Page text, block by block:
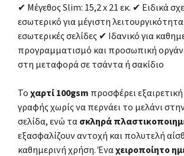
✔ Μέγεθος Slim: 15,2 x 21 εκ. ✔ Ειδικά
εσωτερικό για μέγιστη
εσωτερικές σελίδες ✔ Ιδανικό για
προγραμματισμό και προσωπική
στη μεταφορά σε τσάντα ή σακίδιο
Τοχαρτί 100gsm προσφέρει
γραφής χωρίς να περνάει το μελάνι
σελίδα, ενώ τασκληρά
εξασφαλίζουν αντοχή και πολυτελή
καθημερινή χρήση. Έναχειροποίητο